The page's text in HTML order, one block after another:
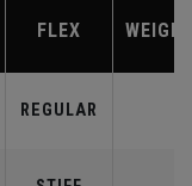
FLEX
REGULAR